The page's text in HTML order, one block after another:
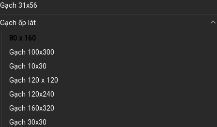
Gạch 31x56
Gạch ốp lát
80 x 160
Gạch 100x300
Gạch 10x30
Gạch 120 x 120
Gạch 120x240
Gạch 160x320
Gạch 30x30